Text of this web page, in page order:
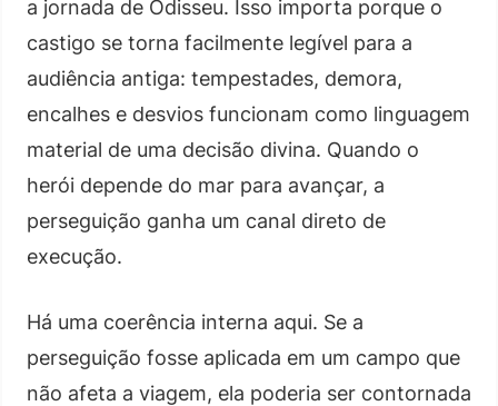
a jornada de Odisseu. Isso importa porque o
castigo se torna facilmente legível para a
audiência antiga: tempestades, demora,
encalhes e desvios funcionam como linguagem
material de uma decisão divina. Quando o
herói depende do mar para avançar, a
perseguição ganha um canal direto de
execução.
Há uma coerência interna aqui. Se a
perseguição fosse aplicada em um campo que
não afeta a viagem, ela poderia ser contornada